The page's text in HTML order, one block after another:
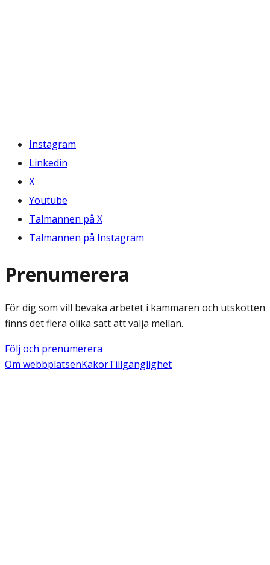
Instagram
Linkedin
X
Youtube
Talmannen på X
Talmannen på Instagram
Prenumerera
För dig som vill bevaka arbetet i kammaren och utskotten
finns det flera olika sätt att välja mellan.
Följ och prenumerera
Om webbplatsenKakorTillgänglighet